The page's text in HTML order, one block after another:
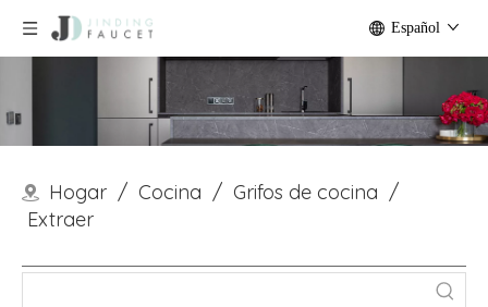
Español
Hogar / Cocina / Grifos de cocina /
Extraer